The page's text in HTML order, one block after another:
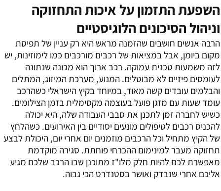
השפעת התזמון על איכות התחזוקה
וניהול הסיכונים הלוגיסטיים
הרבה אנשים חושבים שהזמנה מראש היא רק עניין של תפיסת
מקום ביומן, אבל במציאות של רכבים מורכבים כמו לימוזינות, יש
לזה משמעות טכנית עמוקה. רכב ארוך הוא מכונה שנתונה
לעומסים פיזיים לא מבוטלים. המנוע, מערכת המיזוג, המתלים
והבלמים עובדים קשה מאוד, במיוחד בקיץ הישראלי כשהרכב
עומד שעות עם מזגן פועל בעוצמה מקסימלית בזמן הצילומים.
כשיש לחברה זמן לתכנן את סבבי העבודה שלה, היא יכולה
להכניס רכבים לטיפולים מונעים יסודיים בין האירועים. כשהלחץ
של הקיץ מתחיל וכל הרכבים מוזמנים יום אחרי יום, היכולת לבצע
תחזוקה מעבר למינימום ההכרחי פוחתת. סגירה מוקדמת
מאפשרת לכם להיות חלק מלו"ז מתוכנן שבו הרכב שלכם מגיע
אליכם אחרי שנבדק ואושר בסטנדרט הכי גבוה.